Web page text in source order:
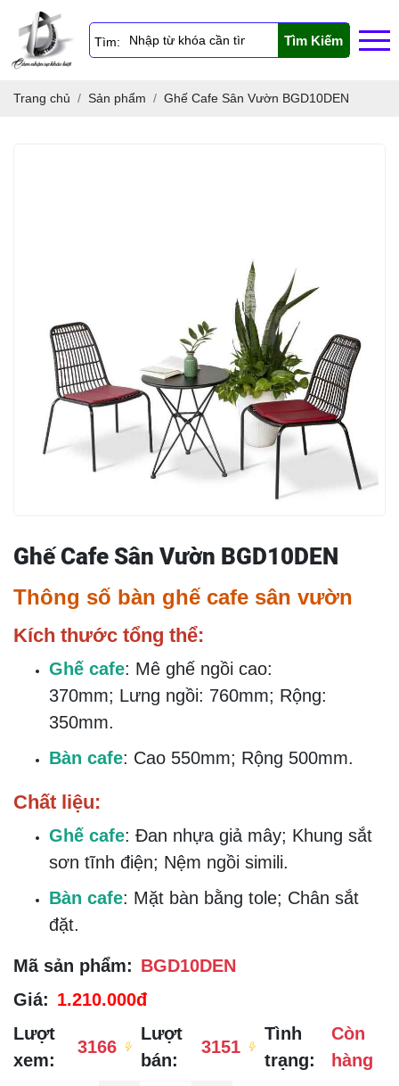
Tìm: Tìm Kiếm
Trang chủ Sản phẩm Ghế Cafe Sân Vườn BGD10DEN
Ghế Cafe Sân Vườn BGD10DEN
Thông số bàn ghế cafe sân vườn
Kích thước tổng thể:
Ghế cafe: Mê ghế ngồi cao:
370mm; Lưng ngồi: 760mm; Rộng:
350mm.
Bàn cafe: Cao 550mm; Rộng 500mm.
Chất liệu:
Ghế cafe: Đan nhựa giả mây; Khung sắt
sơn tĩnh điện; Nệm ngồi simili.
Bàn cafe: Mặt bàn bằng tole; Chân sắt
đặt.
Mã sản phẩm: BGD10DEN
Giá: 1.210.000đ
Lượt
xem:
3166
Lượt
bán:
3151
Tình
trạng:
Còn
hàng